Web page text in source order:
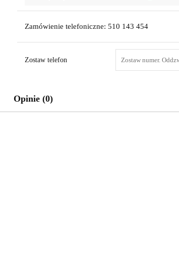
Zamówienie telefoniczne: 510 143 454
Zostaw telefon
Opinie (0)